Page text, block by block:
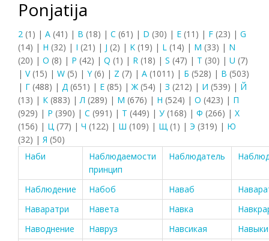
Ponjatija
2 (1) | A (41) | B (18) | C (61) | D (30) | E (11) | F (23) | G
(14) | H (32) | I (21) | J (2) | K (19) | L (14) | M (33) | N
(20) | O (8) | P (42) | Q (1) | R (18) | S (47) | T (30) | U (7)
| V(15) | W (5) | Y(6) | Z (7) | А (1011) | Б (528) | В (503)
| Г (488) | Д (651) | Е (85) | Ж (54) | З (212) | И (539) | Й
(13) | К (883) | Л (289) | М (676) | Н (524) | О (423) | П
(929) | Р (390) | С (991) | Т (449) | У (168) | Ф (266) | Х
(156) | Ц (77) | Ч (122) | Ш (109) | Щ (1) | Э (319) | Ю
(32) | Я (50)
Наби
Наблюдаемости
принцип
Наблюдатель
Наблюдение Набоб Наваб
Наваратри
Навета Навка
Наводнение
Навруз Навсикая
Навыки